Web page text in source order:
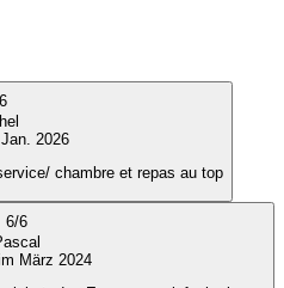
2026
service/ chambre et repas au top
6/6
März 2024